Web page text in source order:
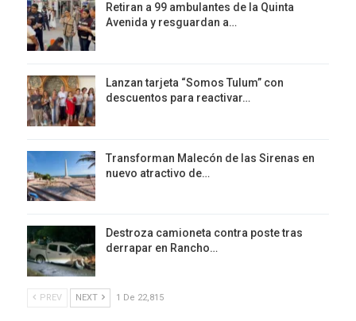
Retiran a 99 ambulantes de la Quinta
Avenida y resguardan a…
Lanzan tarjeta “Somos Tulum” con
descuentos para reactivar…
Transforman Malecón de las Sirenas en
nuevo atractivo de…
Destroza camioneta contra poste tras
derrapar en Rancho…
PREV NEXT 1 De 22,815